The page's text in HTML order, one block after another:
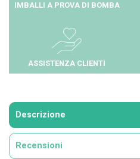
IMBALLI A PROVA DI BOMBA
ASSISTENZA CLIENTI
Descrizione
Recensioni